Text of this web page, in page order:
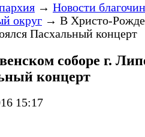
→ Новости
округ → В Христо-
Пасхальный концерт
соборе г.
концерт
15:17